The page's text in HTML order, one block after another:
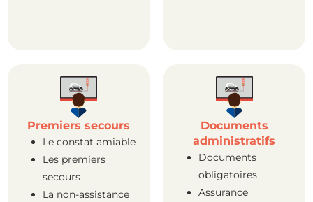
Premiers secours
Le constat amiable
Les premiers
secours
La non-assistance
Documents
administratifs
Documents
obligatoires
Assurance